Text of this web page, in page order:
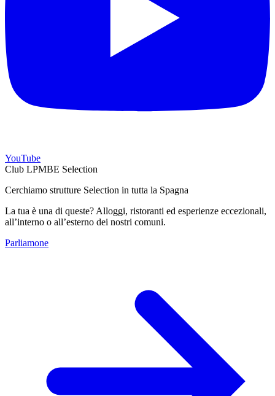
YouTube
Club LPMBE Selection
Cerchiamo strutture Selection in tutta la Spagna
La tua è una di queste? Alloggi, ristoranti ed esperienze eccezionali,
all’interno o all’esterno dei nostri comuni.
Parliamone